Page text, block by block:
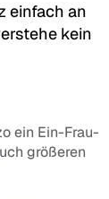
einfach an
kein
ein Ein-Frau-
größeren